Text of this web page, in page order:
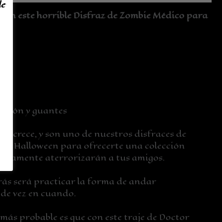
este horrible Disfraz de Zombie Médico para
y guantes
crece, y son uno de nuestros disfraces de
Halloween para ofrecerte una colección
aterrorizarán a tus amigos.
será practicar la forma de andar
vez en cuando.
probable es que con este traje de Doctor